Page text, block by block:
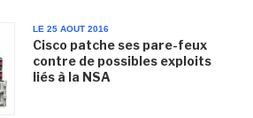
LE 25 AOUT 2016
Cisco patche ses pare-feux
contre de possibles exploits
liés à la NSA